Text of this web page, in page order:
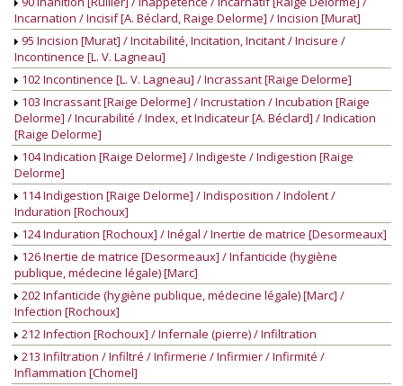
Incarnation / Incisif [A. Béclard, Raige Delorme] / Incision [Murat]
95 Incision [Murat] / Incitabilité, Incitation, Incitant / Incisure /
Incontinence [L. V. Lagneau]
102 Incontinence [L. V. Lagneau] / Incrassant [Raige Delorme]
103 Incrassant [Raige Delorme] / Incrustation / Incubation [Raige
Delorme] / Incurabilité / Index, et Indicateur [A. Béclard] / Indication
[Raige Delorme]
104 Indication [Raige Delorme] / Indigeste / Indigestion [Raige
Delorme]
114 Indigestion [Raige Delorme] / Indisposition / Indolent /
Induration [Rochoux]
124 Induration [Rochoux] / Inégal / Inertie de matrice [Desormeaux]
126 Inertie de matrice [Desormeaux] / Infanticide (hygiène
publique, médecine légale) [Marc]
202 Infanticide (hygiène publique, médecine légale) [Marc] /
Infection [Rochoux]
212 Infection [Rochoux] / Infernale (pierre) / Infiltration
213 Infiltration / Infiltré / Infirmerie / Infirmier / Infirmité /
Inflammation [Chomel]